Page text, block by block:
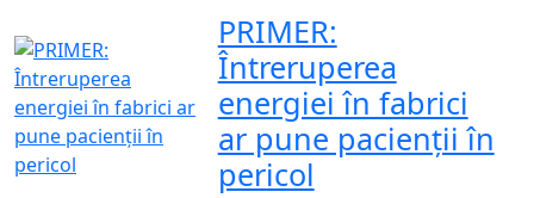
PRIMER:
Întreruperea
energiei în fabrici
ar pune pacienții în
pericol